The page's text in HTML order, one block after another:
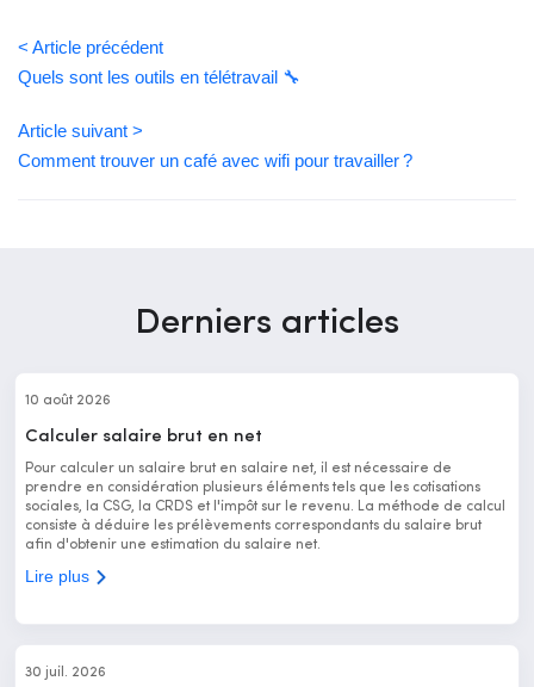
< Article précédent
Quels sont les outils en télétravail 🔧
Article suivant >
Comment trouver un café avec wifi pour travailler ?
Derniers articles
10 août 2026
Calculer salaire brut en net
Pour calculer un salaire brut en salaire net, il est nécessaire de
prendre en considération plusieurs éléments tels que les cotisations
sociales, la CSG, la CRDS et l'impôt sur le revenu. La méthode de calcul
consiste à déduire les prélèvements correspondants du salaire brut
afin d'obtenir une estimation du salaire net.
Lire plus
30 juil. 2026